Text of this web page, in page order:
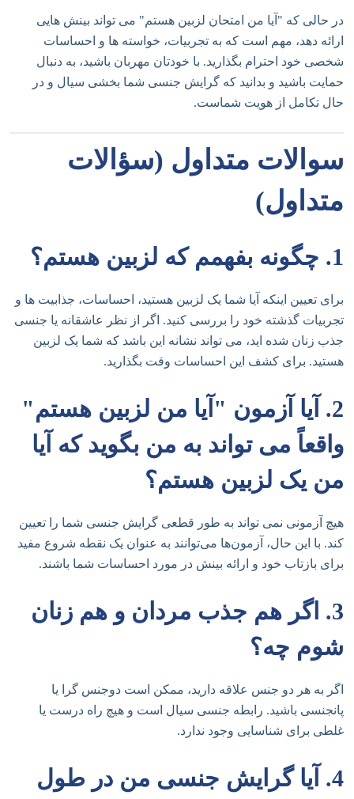
در حالی که "آیا من امتحان لزبین هستم" می تواند بینش هایی
ارائه دهد، مهم است که به تجربیات، خواسته ها و احساسات
شخصی خود احترام بگذارید. با خودتان مهربان باشید، به دنبال
حمایت باشید و بدانید که گرایش جنسی شما بخشی سیال و در
حال تکامل از هویت شماست.
سوالات متداول (سؤالات
متداول)
1. چگونه بفهمم که لزبین هستم؟
برای تعیین اینکه آیا شما یک لزبین هستید، احساسات، جذابیت ها و
تجربیات گذشته خود را بررسی کنید. اگر از نظر عاشقانه یا جنسی
جذب زنان شده اید، می تواند نشانه این باشد که شما یک لزبین
هستید. برای کشف این احساسات وقت بگذارید.
2. آیا آزمون "آیا من لزبین هستم"
واقعاً می تواند به من بگوید که آیا
من یک لزبین هستم؟
هیچ آزمونی نمی تواند به طور قطعی گرایش جنسی شما را تعیین
کند. با این حال، آزمون‌ها می‌توانند به عنوان یک نقطه شروع مفید
برای بازتاب خود و ارائه بینش در مورد احساسات شما باشند.
3. اگر هم جذب مردان و هم زنان
شوم چه؟
اگر به هر دو جنس علاقه دارید، ممکن است دوجنس گرا یا
پانجنسی باشید. رابطه جنسی سیال است و هیچ راه درست یا
غلطی برای شناسایی وجود ندارد.
4. آیا گرایش جنسی من در طول